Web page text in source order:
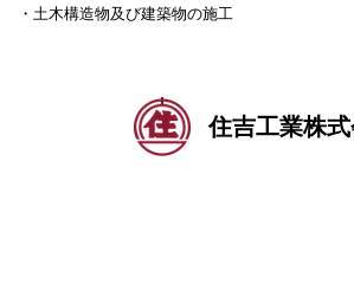
・土木構造物及び建築物の施工
住吉工業株